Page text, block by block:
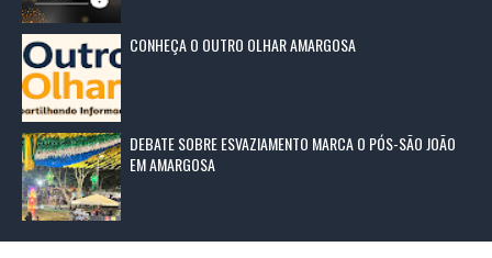
CONHEÇA O OUTRO OLHAR AMARGOSA
DEBATE SOBRE ESVAZIAMENTO MARCA O PÓS-SÃO JOÃO
EM AMARGOSA